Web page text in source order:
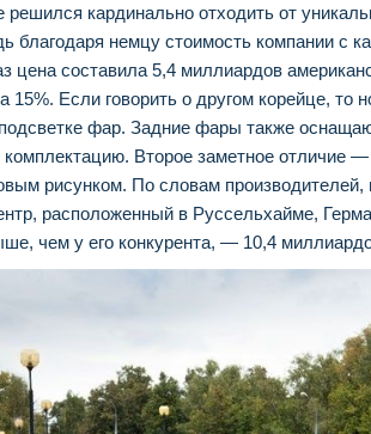
решился кардинально отходить от
благодаря немцу стоимость компании
цена составила 5,4 миллиардов
15%. Если говорить о другом корейце, то
фар. Задние фары также
Второе заметное отличие
рисунком. По словам производителей,
расположенный в Руссельхайме,
чем у его конкурента, — 10,4